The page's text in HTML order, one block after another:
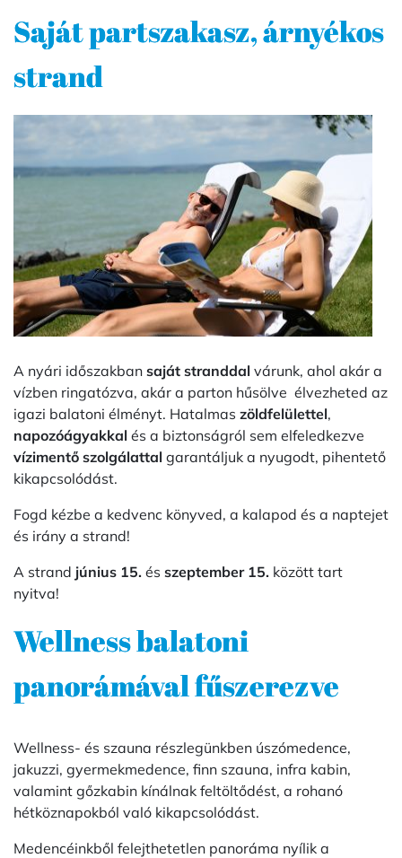
Saját partszakasz, árnyékos
strand
A nyári időszakban saját stranddal várunk, ahol akár a
vízben ringatózva, akár a parton hűsölve élvezheted az
igazi balatoni élményt. Hatalmas zöldfelülettel,
napozóágyakkal és a biztonságról sem elfeledkezve
vízimentő szolgálattal garantáljuk a nyugodt, pihentető
kikapcsolódást.
Fogd kézbe a kedvenc könyved, a kalapod és a naptejet
és irány a strand!
A strand június 15. és szeptember 15. között tart
nyitva!
Wellness balatoni
panorámával fűszerezve
Wellness- és szauna részlegünkben úszómedence,
jakuzzi, gyermekmedence, finn szauna, infra kabin,
valamint gőzkabin kínálnak feltöltődést, a rohanó
hétköznapokból való kikapcsolódást.
Medencéinkből felejthetetlen panoráma nyílik a